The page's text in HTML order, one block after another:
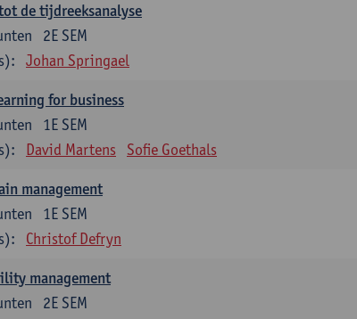
de tijdreeksanalyse
2E SEM
Johan Springael
for business
1E SEM
David Martens Sofie Goethals
management
1E SEM
Christof Defryn
management
2E SEM